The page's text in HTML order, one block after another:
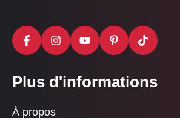
Plus d'informations
À propos